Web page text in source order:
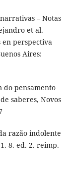
– Notas
et al.
perspectiva
Aires:
do pensamento
saberes, Novos
razão indolente
8. ed. 2. reimp.